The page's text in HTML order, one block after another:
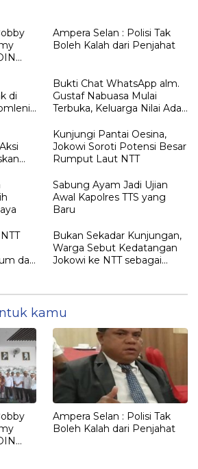
Ampera Selan : Polisi Tak
Boleh Kalah dari Penjahat
di
:
Bukti Chat WhatsApp alm.
Gustaf Nabuasa Mulai
Terbuka, Keluarga Nilai Ada
Belum Didalami Penyidik
Kunjungi Pantai Oesina,
Jokowi Soroti Potensi Besar
Rumput Laut NTT
Sabung Ayam Jadi Ujian
Awal Kapolres TTS yang
Baru
dan
Bukan Sekadar Kunjungan,
Warga Sebut Kedatangan
Jokowi ke NTT sebagai
kamu
Ampera Selan : Polisi Tak
Boleh Kalah dari Penjahat